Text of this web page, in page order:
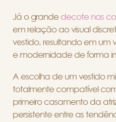
Já o grande decote nas
em relação ao visual
vestido, resultando em um
e modernidade de forma
A escolha de um vestido
totalmente compatível
primeiro casamento da
persistente entre as